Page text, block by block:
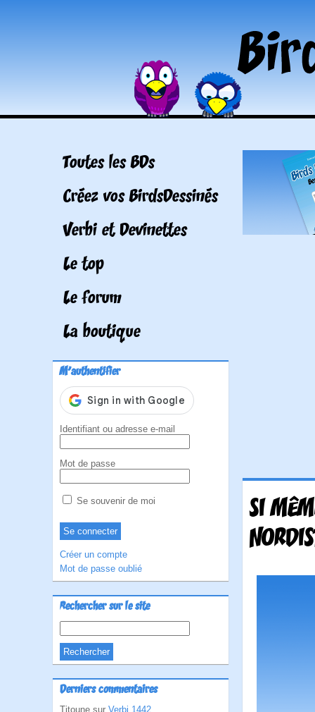
Toutes les BDs
Créez vos BirdsDessinés
Verbi et Devinettes
Le top
Le forum
La boutique
M'authentifier
Identifiant ou adresse e-mail
Mot de passe
Se souvenir de moi
Créer un compte
Mot de passe oublié
Rechercher sur le site
Derniers commentaires
Titoune sur Verbi 1442
SI